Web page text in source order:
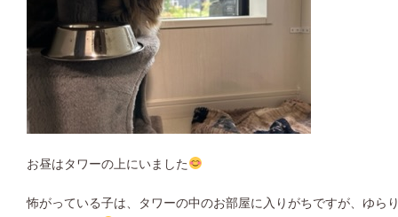
お昼はタワーの上にいました
怖がっている子は、タワーの中のお部屋に入りがちですが、ゆら